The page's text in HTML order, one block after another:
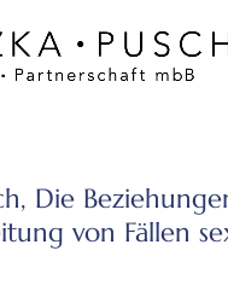
Die
von Fällen